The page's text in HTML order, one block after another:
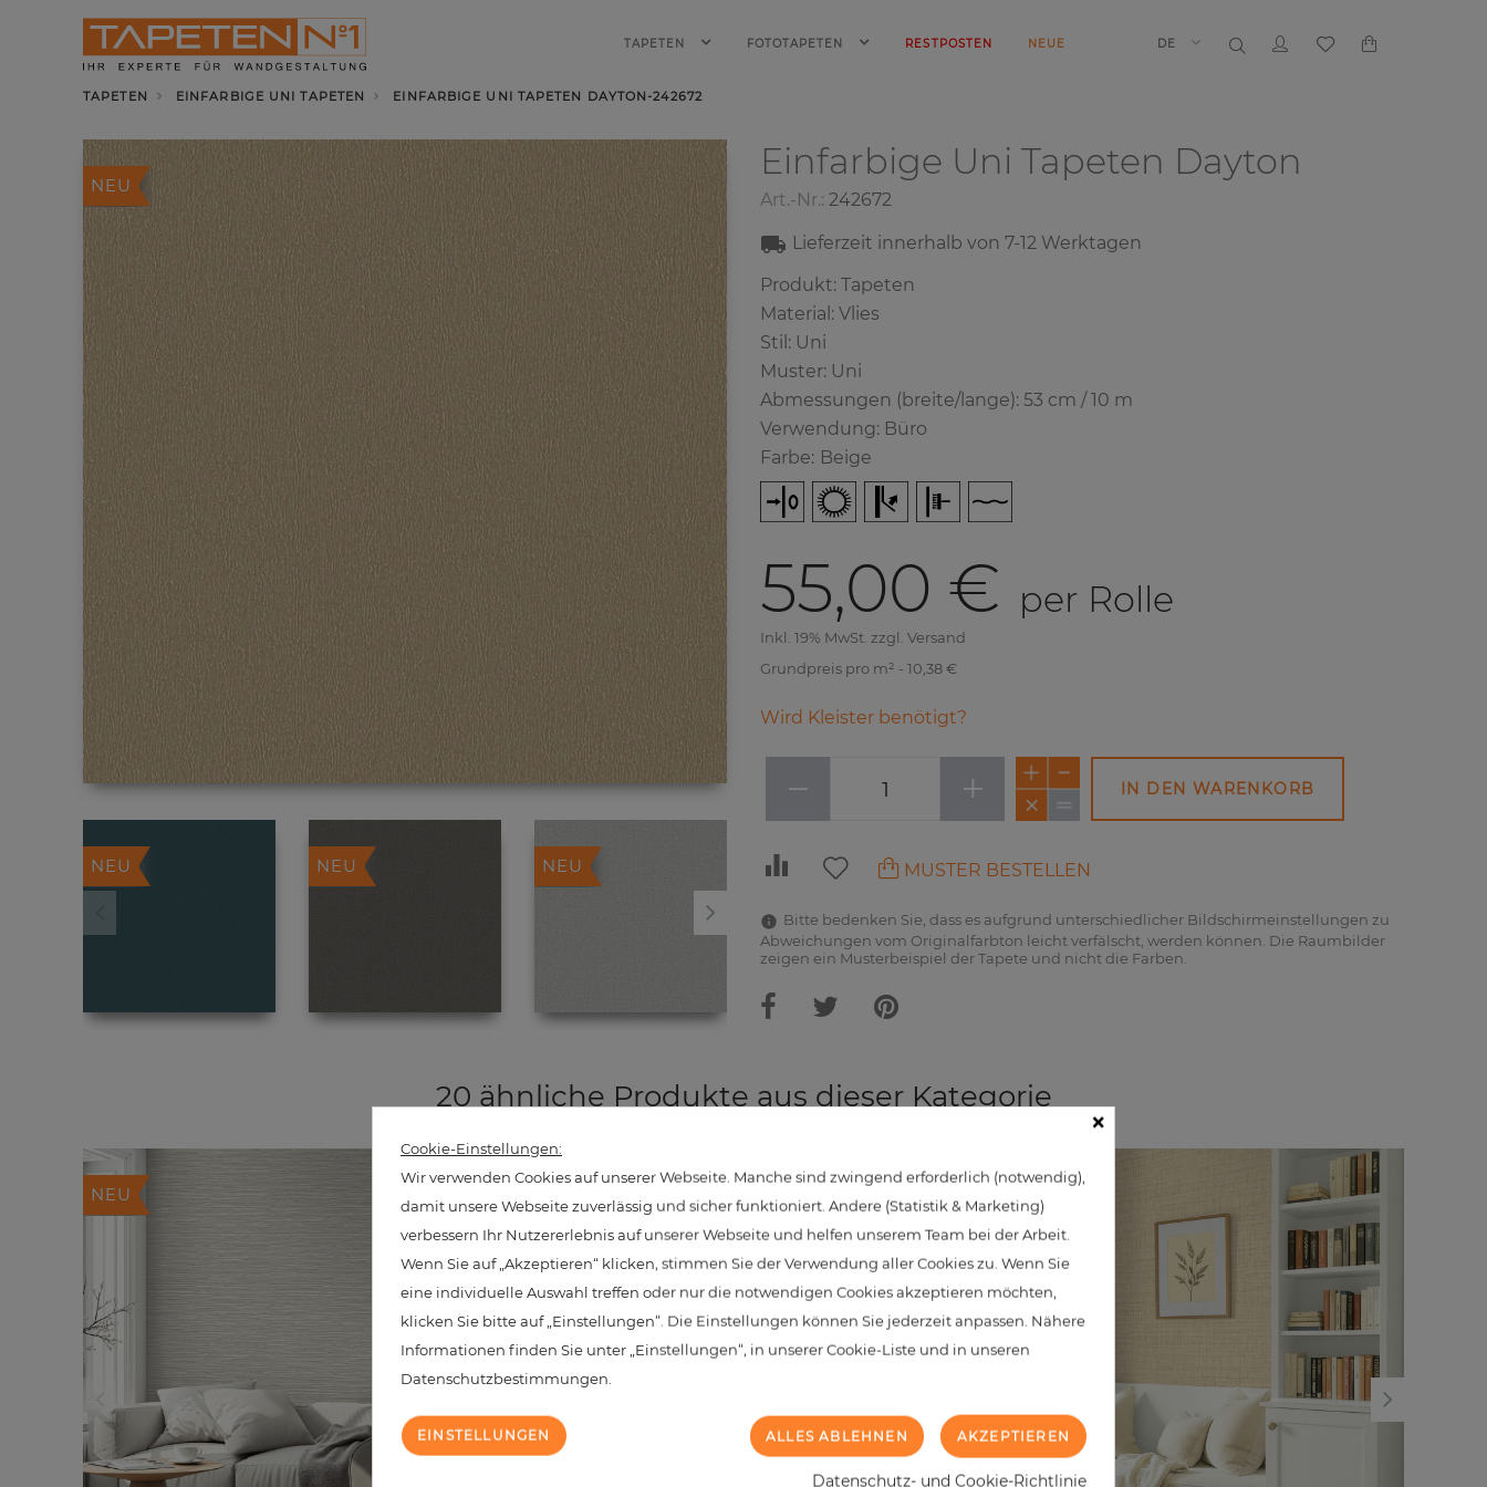
TAPETEN FOTOTAPETEN RESTPOSTEN NEUE DE
TAPETEN EINFARBIGE UNI TAPETEN EINFARBIGE UNI TAPETEN DAYTON-242672
NEU
NEU NEU NEU NEU NEU
Einfarbige Uni Tapeten Dayton
Art.-Nr.: 242672
Lieferzeit innerhalb von 7-12 Werktagen
Produkt: Tapeten
Material: Vlies
Stil: Uni
Muster: Uni
Abmessungen (breite/lange): 53 cm / 10 m
Verwendung: Büro
Farbe: Beige
55,00 € per Rolle
Inkl. 19% MwSt. zzgl. Versand
Grundpreis pro m² - 10,38 €
Wird Kleister benötigt?
− + IN DEN WARENKORB
MUSTER BESTELLEN
Bitte bedenken Sie, dass es aufgrund unterschiedlicher Bildschirmeinstellungen zu
Abweichungen vom Originalfarbton leicht verfälscht, werden können. Die Raumbilder
zeigen ein Musterbeispiel der Tapete und nicht die Farben.
20 ähnliche Produkte aus dieser Kategorie
NEU
×
Cookie-Einstellungen:
Wir verwenden Cookies auf unserer Webseite. Manche sind zwingend erforderlich (notwendig),
damit unsere Webseite zuverlässig und sicher funktioniert. Andere (Statistik & Marketing)
verbessern Ihr Nutzererlebnis auf unserer Webseite und helfen unserem Team bei der Arbeit.
Wenn Sie auf „Akzeptieren“ klicken, stimmen Sie der Verwendung aller Cookies zu. Wenn Sie
eine individuelle Auswahl treffen oder nur die notwendigen Cookies akzeptieren möchten,
klicken Sie bitte auf „Einstellungen“. Die Einstellungen können Sie jederzeit anpassen. Nähere
Informationen finden Sie unter „Einstellungen“, in unserer Cookie-Liste und in unseren
Datenschutzbestimmungen.
AKZEPTIEREN
ALLES ABLEHNEN
EINSTELLUNGEN
Datenschutz- und Cookie-Richtlinie